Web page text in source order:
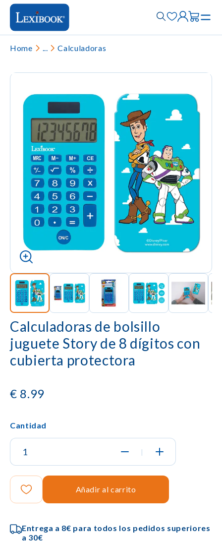
Home ... Calculadoras
Calculadoras de bolsillo
juguete Story de 8 dígitos con
cubierta protectora
€ 8.99
Cantidad
|
Añadir al carrito
Entrega a 8€ para todos los pedidos superiores
a 30€